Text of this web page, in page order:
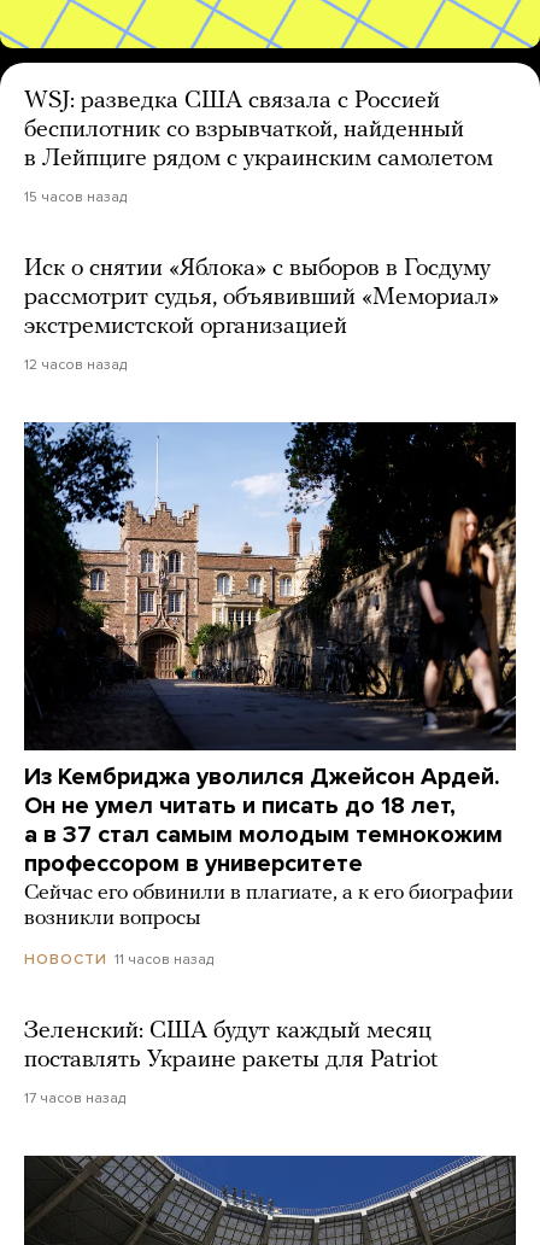
WSJ: разведка США связала с Россией
беспилотник со взрывчаткой, найденный
в Лейпциге рядом с украинским самолетом
15 часов назад
Иск о снятии «Яблока» с выборов в Госдуму
рассмотрит судья, объявивший «Мемориал»
экстремистской организацией
12 часов назад
Из Кембриджа уволился Джейсон Ардей.
Он не умел читать и писать до 18 лет,
а в 37 стал самым молодым темнокожим
профессором в университете
Сейчас его обвинили в плагиате, а к его биографии
возникли вопросы
НОВОСТИ 11 часов назад
Зеленский: США будут каждый месяц
поставлять Украине ракеты для Patriot
17 часов назад